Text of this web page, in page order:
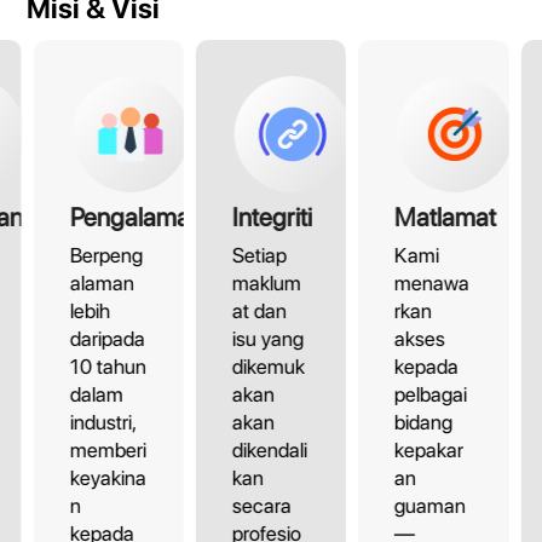
Misi & Visi
Pengalaman
Berpeng
alaman
lebih
daripada
10 tahun
dalam
industri,
memberi
keyakina
n
kepada
Integriti
Setiap
maklum
at dan
isu yang
dikemuk
akan
akan
dikendali
kan
secara
profesio
Matlamat
Kami
menawa
rkan
akses
kepada
pelbagai
bidang
kepakar
an
guaman
—